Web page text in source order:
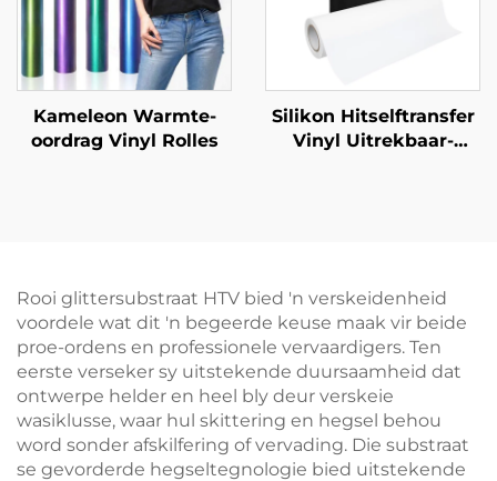
Kameleon Warmte-
oordrag Vinyl Rolles
Silikon Hitselftransfer
Vinyl Uitrekbaar-
Rooi glittersubstraat HTV bied 'n verskeidenheid
voordele wat dit 'n begeerde keuse maak vir beide
proe-ordens en professionele vervaardigers. Ten
eerste verseker sy uitstekende duursaamheid dat
ontwerpe helder en heel bly deur verskeie
wasiklusse, waar hul skittering en hegsel behou
word sonder afskilfering of vervading. Die substraat
se gevorderde hegseltegnologie bied uitstekende